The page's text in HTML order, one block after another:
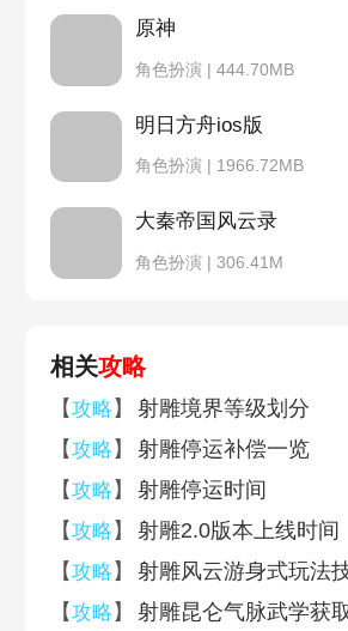
原神
角色扮演 | 444.70MB
明日方舟ios版
角色扮演 | 1966.72MB
大秦帝国风云录
角色扮演 | 306.41M
相关攻略
【攻略 】
射雕境界等级划分
【攻略 】
射雕停运补偿一览
【攻略 】
射雕停运时间
【攻略 】
射雕2.0版本上线时间
【攻略 】
射雕风云游身式玩法
【攻略 】
射雕昆仑气脉武学获